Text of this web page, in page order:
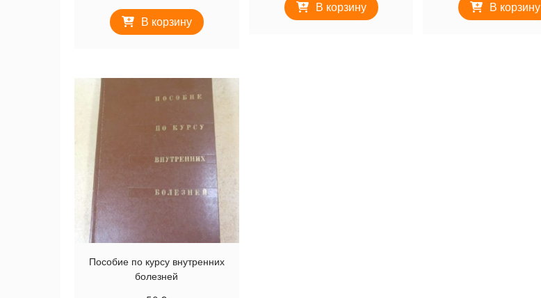
В корзину
В корзину В корзину
Пособие по курсу внутренних
болезней